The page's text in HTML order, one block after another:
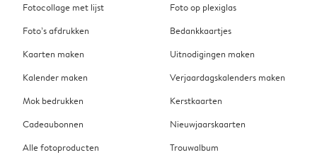
Fotocollage met lijst
Foto’s afdrukken
Kaarten maken
Kalender maken
Mok bedrukken
Cadeaubonnen
Alle fotoproducten
Foto op plexiglas
Bedankkaartjes
Uitnodigingen maken
Verjaardagskalenders maken
Kerstkaarten
Nieuwjaarskaarten
Trouwalbum